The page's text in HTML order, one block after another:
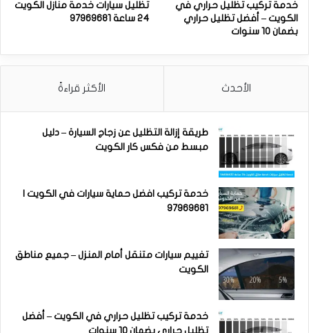
خدمة تركيب تظليل حراري في
الكويت – أفضل تظليل حراري
بضمان 10 سنوات
تظليل سيارات خدمة منازل الكويت
24 ساعة 97969681
الأحدث الأكثر قراءةً
طريقة إزالة التظليل عن زجاج السيارة – دليل
مبسط من فكس كار الكويت
خدمة تركيب افضل حماية سيارات في الكويت |
97969681
تغييم سيارات متنقل أمام المنزل – جميع مناطق
الكويت
خدمة تركيب تظليل حراري في الكويت – أفضل
تظليل حراري بضمان 10 سنوات